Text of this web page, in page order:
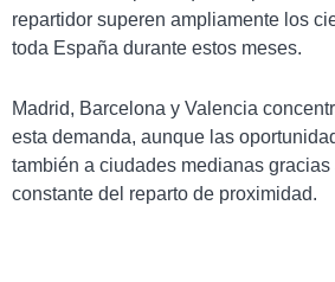
repartidor superen ampliamente los
toda España durante estos meses.
Madrid, Barcelona y Valencia
esta demanda, aunque las
también a ciudades medianas
constante del reparto de proximidad.